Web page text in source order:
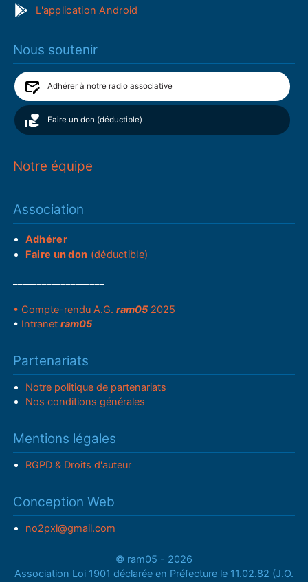
L'application Android
Nous soutenir
Adhérer à notre radio associative
Faire un don (déductible)
Notre équipe
Association
Adhérer
Faire un don (déductible)
• Compte-rendu A.G.ram05 2025
• Intranetram05
Partenariats
Notre politique de partenariats
Nos conditions générales
Mentions légales
RGPD & Droits d'auteur
Conception Web
no2pxl@gmail.com
© ram05 - 2026
Association Loi 1901 déclarée en Préfecture le 11.02.82 (J.O.